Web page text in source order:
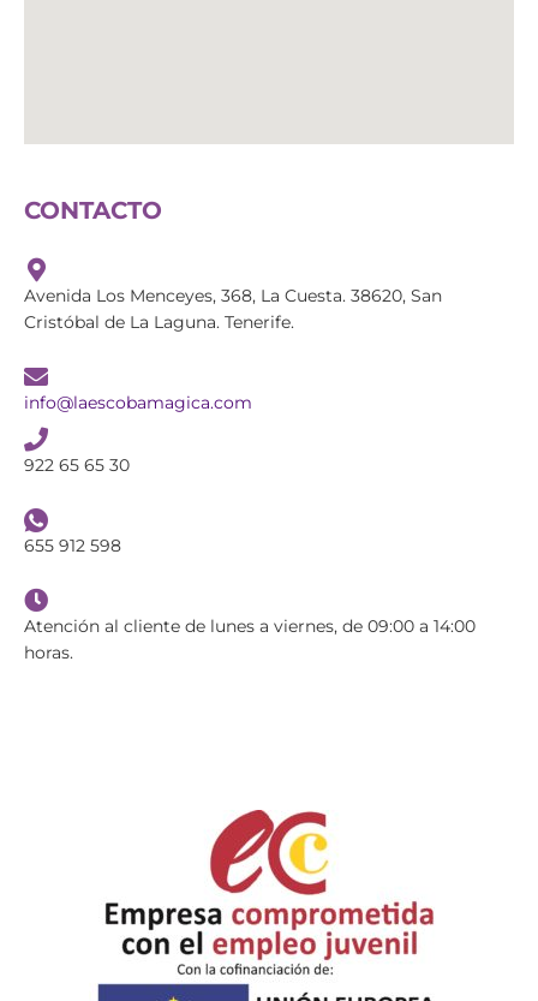
CONTACTO
Avenida Los Menceyes, 368, La Cuesta. 38620, San
Cristóbal de La Laguna. Tenerife.
info@laescobamagica.com
922 65 65 30
655 912 598
Atención al cliente de lunes a viernes, de 09:00 a 14:00
horas.